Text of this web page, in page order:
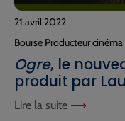
21 avril 2022
Bourse Producteur cinéma
Ogre, le
produit par
Lire la suite